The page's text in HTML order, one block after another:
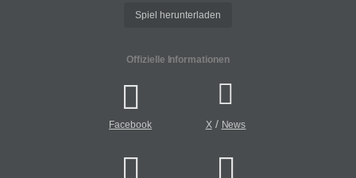
Spiel herunterladen
Offizielle Informationen
Facebook X/ News